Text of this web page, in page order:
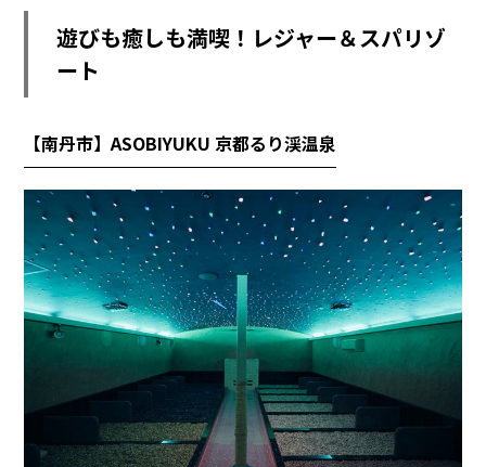
遊びも癒しも満喫！レジャー＆スパリゾ
ート
【南丹市】ASOBIYUKU 京都るり渓温泉